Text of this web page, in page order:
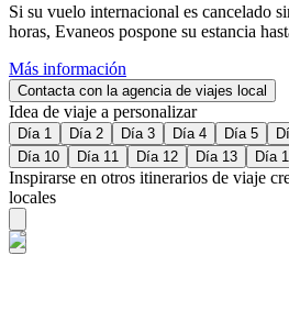
Si su vuelo internacional es cancelado
horas, Evaneos pospone su estancia
Más información
Contacta con la agencia de viajes local
Idea de viaje a personalizar
Día 1 Día 2 Día 3 Día 4 Día 5
Día 10
Día 11 Día 12 Día 13 Día
Inspirarse en otros itinerarios de viaje
locales